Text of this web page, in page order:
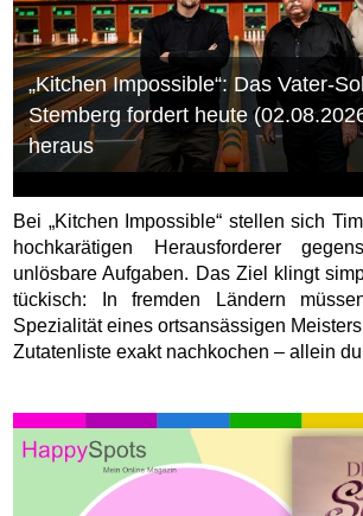
„Kitchen Impossible“: Das Vater-
Stemberg fordert heute
heraus
Bei „Kitchen Impossible“ stellen sich
hochkarätigen Herausforderer
unlösbare Aufgaben. Das Ziel klingt
tückisch: In fremden Ländern
Spezialität eines ortsansässigen
Zutatenliste exakt nachkochen – allein